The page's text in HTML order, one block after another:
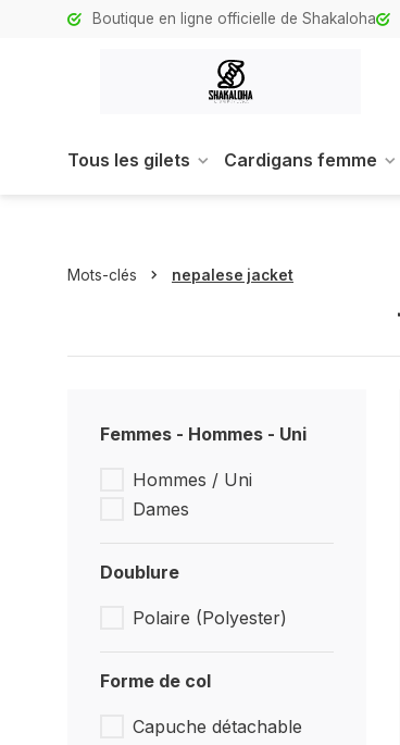
Boutique en ligne officielle de Shakaloha
Tous les gilets Cardigans femme
Mots-clés nepalese jacket
Femmes - Hommes - Uni
Hommes / Uni
Dames
Doublure
Polaire (Polyester)
Forme de col
Capuche détachable